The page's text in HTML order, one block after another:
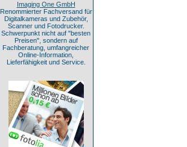
Imaging One GmbH
Renommierter Fachversand für
Digitalkameras und Zubehör,
Scanner und Fotodrucker.
Schwerpunkt nicht auf "besten
Preisen", sondern auf
Fachberatung, umfangreicher
Online-Information,
Lieferfähigkeit und Service.